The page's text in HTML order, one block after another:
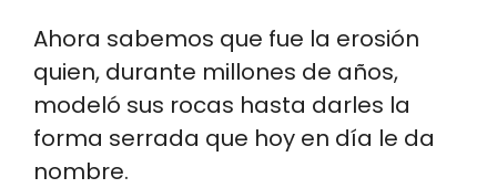
Ahora sabemos que fue la erosión
quien, durante millones de años,
modeló sus rocas hasta darles la
forma serrada que hoy en día le da
nombre.